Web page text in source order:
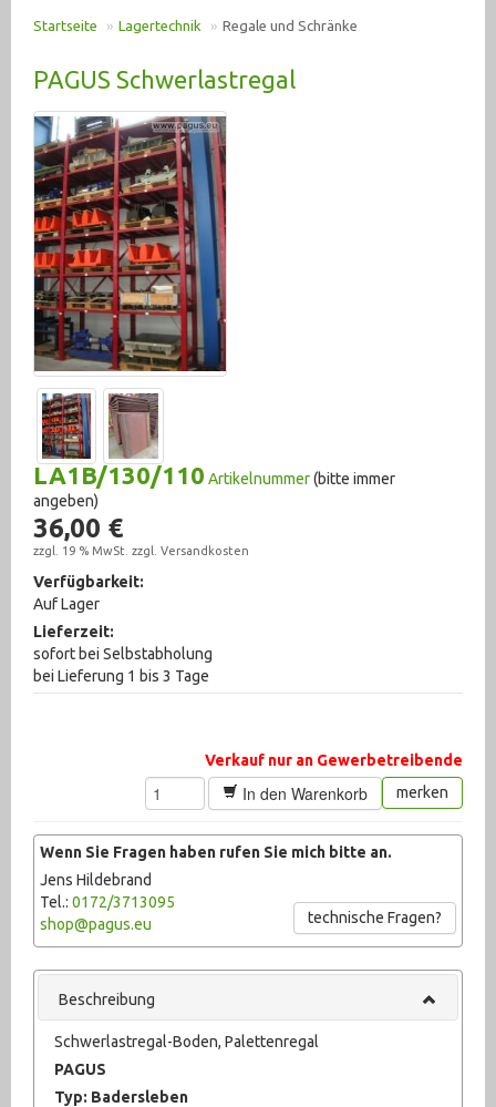
Fahrzeugtechnik (192)
Hydraulik (2555)
Krane, Hebetechnik (378)
Lagertechnik (275)
Flüssigkeitsbehälter/ Tanks (46)
Hallenbau (13)
Lagersichtbehälter (37)
NC-Lagertechnik (14)
Regale und Schränke (135)
Verpackungsmaschinen (30)
Maschinenzubehör (2608)
Materialtransport (95)
Messtechnik (1007)
Pneumatik (1767)
Recycling (1)
Schweißtechnik (210)
Sonstiges (2384)
Textilbearbeitung (10)
Ventile (708)
Startseite » Lagertechnik » Regale und Schränke
PAGUS Schwerlastregal
LA1B/130/110 Artikelnummer(bitte immer
angeben)
36,00 €
zzgl. 19 % MwSt. zzgl. Versandkosten
Verfügbarkeit:
Auf Lager
Lieferzeit:
sofort bei Selbstabholung
bei Lieferung 1 bis 3 Tage
Verkauf nur an Gewerbetreibende
In den Warenkorb merken
Wenn Sie Fragen haben rufen Sie mich bitte an.
Jens Hildebrand
Tel.: 0172/3713095
shop@pagus.eu
technische Fragen?
Beschreibung
Schwerlastregal-Boden, Palettenregal
PAGUS
Typ: Badersleben